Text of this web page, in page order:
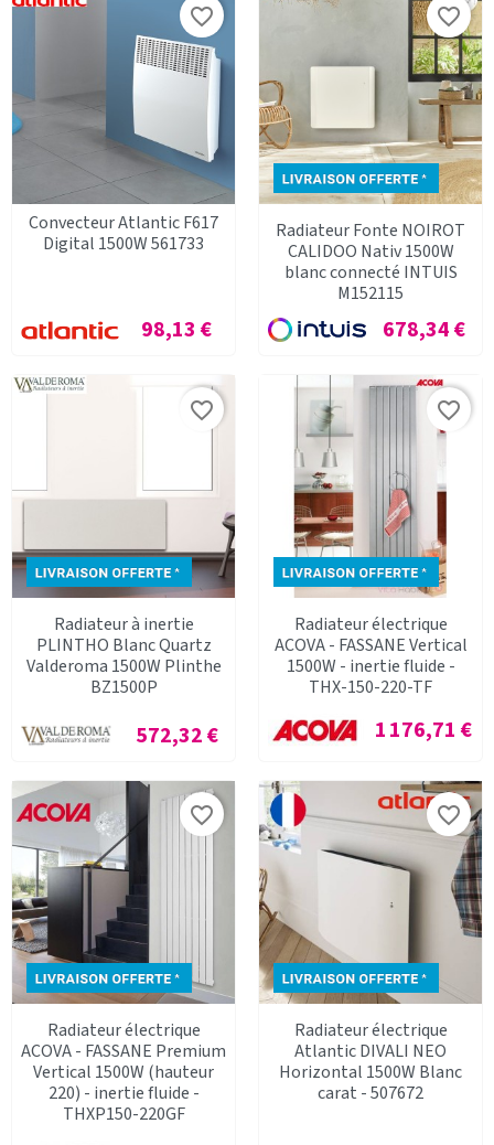
Convecteur Atlantic F617
Digital 1500W 561733
Prix
98,13 €
favorite_border
Radiateur Fonte NOIROT
CALIDOO Nativ 1500W
blanc connecté INTUIS
M152115
Prix
678,34 €
favorite_border
Radiateur à inertie
PLINTHO Blanc Quartz
Valderoma 1500W Plinthe
BZ1500P
Prix
572,32 €
favorite_border
Radiateur électrique
ACOVA - FASSANE Vertical
1500W - inertie fluide -
THX-150-220-TF
Prix
1 176,71 €
favorite_border
Radiateur électrique
ACOVA - FASSANE Premium
Vertical 1500W (hauteur
220) - inertie fluide -
THXP150-220GF
favorite_border
Radiateur électrique
Atlantic DIVALI NEO
Horizontal 1500W Blanc
carat - 507672
favorite_border